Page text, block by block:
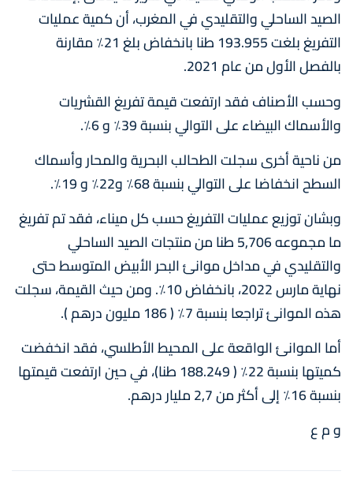
الصيد الساحلي والتقليدي في المغرب، أن كمية عمليات
التفريغ بلغت 193.955 طنا بانخفاض بلغ 21٪ مقارنة
بالفصل الأول من عام 2021.
وحسب الأصناف فقد ارتفعت قيمة تفريغ القشريات
والأسماك البيضاء على التوالي بنسبة 39٪ و 6٪.
من ناحية أخرى سجلت الطحالب البحرية والمحار وأسماك
السطح انخفاضا على التوالي بنسبة 68٪ و22٪ و 19٪.
وبشان توزيع عمليات التفريغ حسب كل ميناء، فقد تم تفريغ
ما مجموعه 5,706 طنا من منتجات الصيد الساحلي
والتقليدي في مداخل موانئ البحر الأبيض المتوسط حتى
نهاية مارس 2022، بانخفاض 10٪. ومن حيث القيمة، سجلت
هذه الموانئ تراجعا بنسبة 7٪ ( 186 مليون درهم ).
أما الموانئ الواقعة على المحيط الأطلسي، فقد انخفضت
كميتها بنسبة 22٪ ( 188.249 طنا)، في حين ارتفعت قيمتها
بنسبة 16٪ إلى أكثر من 2,7 مليار درهم.
و م ع